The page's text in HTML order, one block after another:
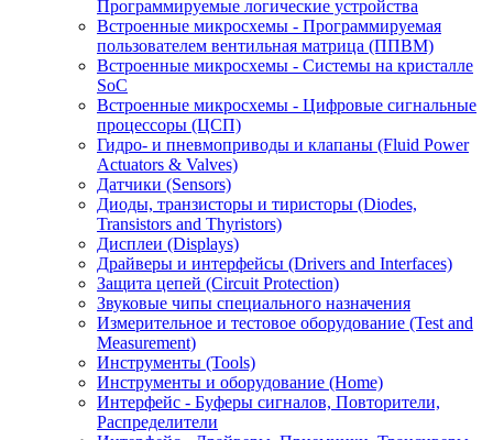
Программируемые логические устройства
Встроенные микросхемы - Программируемая
пользователем вентильная матрица (ППВМ)
Встроенные микросхемы - Системы на кристалле
SoC
Встроенные микросхемы - Цифровые сигнальные
процессоры (ЦСП)
Гидро- и пневмоприводы и клапаны (Fluid Power
Actuators & Valves)
Датчики (Sensors)
Диоды, транзисторы и тиристоры (Diodes,
Transistors and Thyristors)
Дисплеи (Displays)
Драйверы и интерфейсы (Drivers and Interfaces)
Защита цепей (Circuit Protection)
Звуковые чипы специального назначения
Измерительное и тестовое оборудование (Test and
Measurement)
Инструменты (Tools)
Инструменты и оборудование (Home)
Интерфейс - Буферы сигналов, Повторители,
Распределители